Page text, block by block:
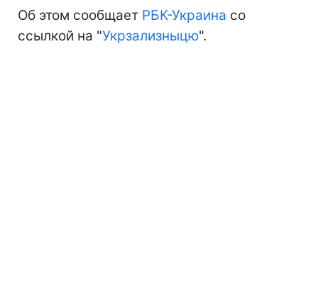
Об этом сообщает РБК-Украина со
ссылкой на "Укрзализныцю".